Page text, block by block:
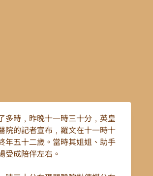
多時﹐昨晚十一時三十分﹐英皇
院的記者宣布﹐羅文在十一時十
年五十二歲。當時其姐姐、助手
受成陪伴左右。